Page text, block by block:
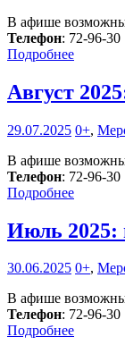
В афише
Телефон: 72-96-30
Подробнее
Август
29.07.2025 0+,
В афише
Телефон: 72-96-30
Подробнее
Июль 2025:
30.06.2025 0+,
В афише
Телефон: 72-96-30
Подробнее